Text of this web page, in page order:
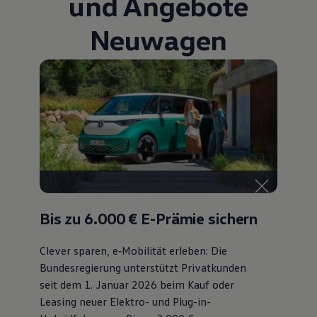
Bulli Magazin
Fahrzeugabholung ab Werk
Neuwagen
Bis zu 6.000 € E-Prämie sichern
Clever sparen, e‑Mobilität erleben: Die
Bundesregierung unterstützt Privatkunden
seit dem 1. Januar 2026 beim Kauf oder
Leasing neuer Elektro- und Plug-in-